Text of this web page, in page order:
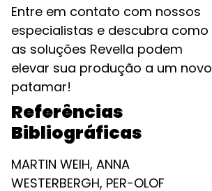
Entre em contato com nossos
especialistas e descubra como
as soluções Revella podem
elevar sua produção a um novo
patamar!
Referências
Bibliográficas
MARTIN WEIH, ANNA
WESTERBERGH, PER-OLOF